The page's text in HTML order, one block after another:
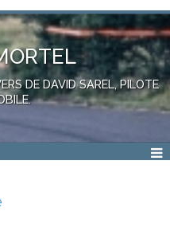
DE DAVID SAREL, PILOTE